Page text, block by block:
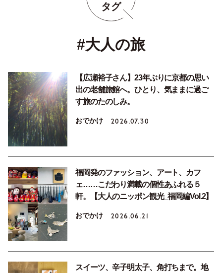
タグ
#大人の旅
【広瀬裕子さん】23年ぶりに京都の思い
出の老舗旅館へ。ひとり、気ままに過ご
す旅のたのしみ。
おでかけ 2026.07.30
福岡発のファッション、アート、カフ
ェ……こだわり満載の個性あふれる５
軒。【大人のニッポン観光_福岡編Vol.2】
おでかけ 2026.06.21
スイーツ、辛子明太子、角打ちまで。地